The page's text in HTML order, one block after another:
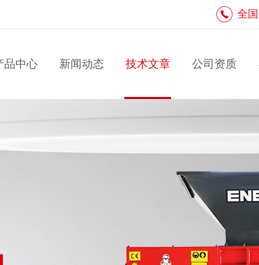
全
品中心 新闻动态 技术文章 公司资质